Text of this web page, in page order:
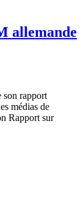
allemande
son rapport
médias de
Rapport sur